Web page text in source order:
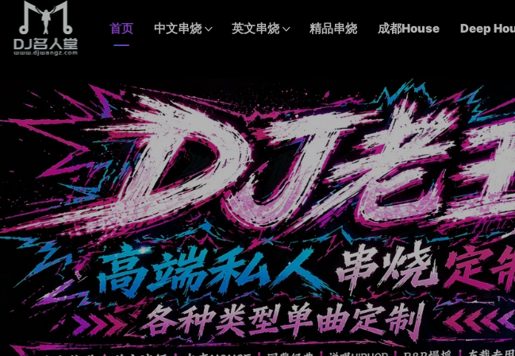
首页 中文串烧 英文串烧 精品串烧 成都House Deep